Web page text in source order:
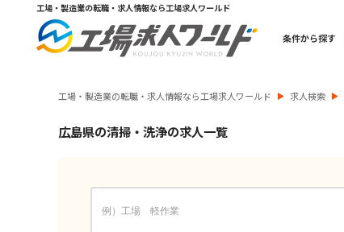
工場・製造業の転職・求人情報なら工場求人ワールド
条件から探す
工場・製造業の転職・求人情報なら工場求人ワールド 求人検索
広島県の清掃・洗浄の求人一覧